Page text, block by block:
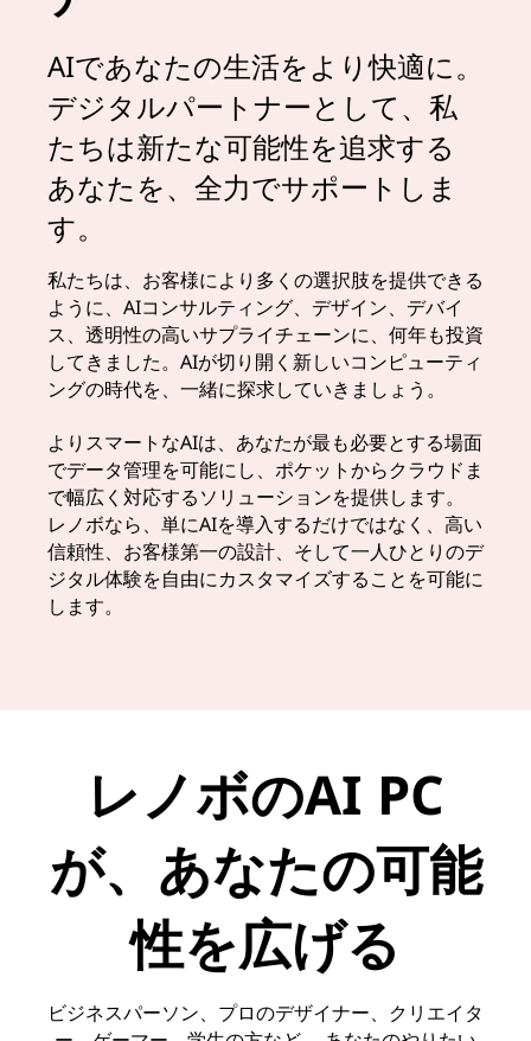
AIであなたの生活をより快適に。
デジタルパートナーとして、私
たちは新たな可能性を追求する
あなたを、全力でサポートしま
す。
私たちは、お客様により多くの選択肢を提供できる
ように、AIコンサルティング、デザイン、デバイ
ス、透明性の高いサプライチェーンに、何年も投資
してきました。AIが切り開く新しいコンピューティ
ングの時代を、一緒に探求していきましょう。
よりスマートなAIは、あなたが最も必要とする場面
でデータ管理を可能にし、ポケットからクラウドま
で幅広く対応するソリューションを提供します。
レノボなら、単にAIを導入するだけではなく、高い
信頼性、お客様第一の設計、そして一人ひとりのデ
ジタル体験を自由にカスタマイズすることを可能に
します。
レノボのAI PC
が、あなたの可能
性を広げる
ビジネスパーソン、プロのデザイナー、クリエイタ